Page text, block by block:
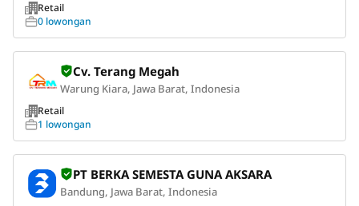
Retail
0 lowongan
Cv. Terang Megah
Warung Kiara, Jawa Barat, Indonesia
Retail
1 lowongan
PT BERKA SEMESTA GUNA AKSARA
Bandung, Jawa Barat, Indonesia